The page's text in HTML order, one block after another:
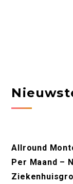
Allround
Per Maand –